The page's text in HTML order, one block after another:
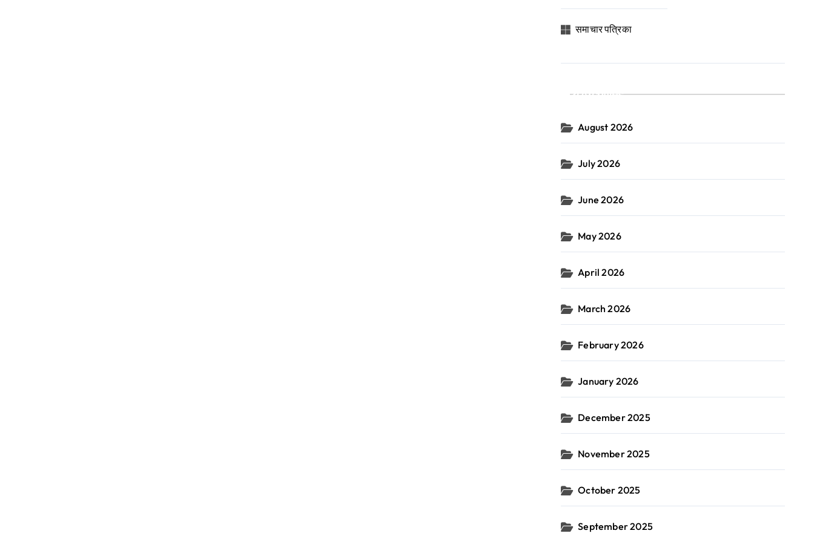
समाचार पत्रिका
Archives
August 2026
July 2026
June 2026
May 2026
April 2026
March 2026
February 2026
January 2026
December 2025
November 2025
October 2025
September 2025